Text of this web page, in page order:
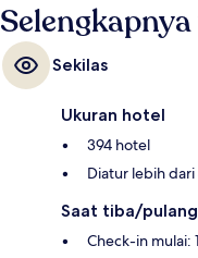
Sekilas
Ukuran hotel
394 hotel
Diatur lebih dari
Saat tiba/pulang
Check-in mulai: